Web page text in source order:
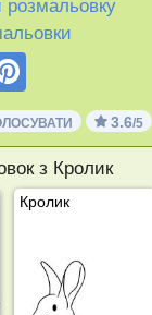
розмальовку
3.6/5
з Кролик
Кролик